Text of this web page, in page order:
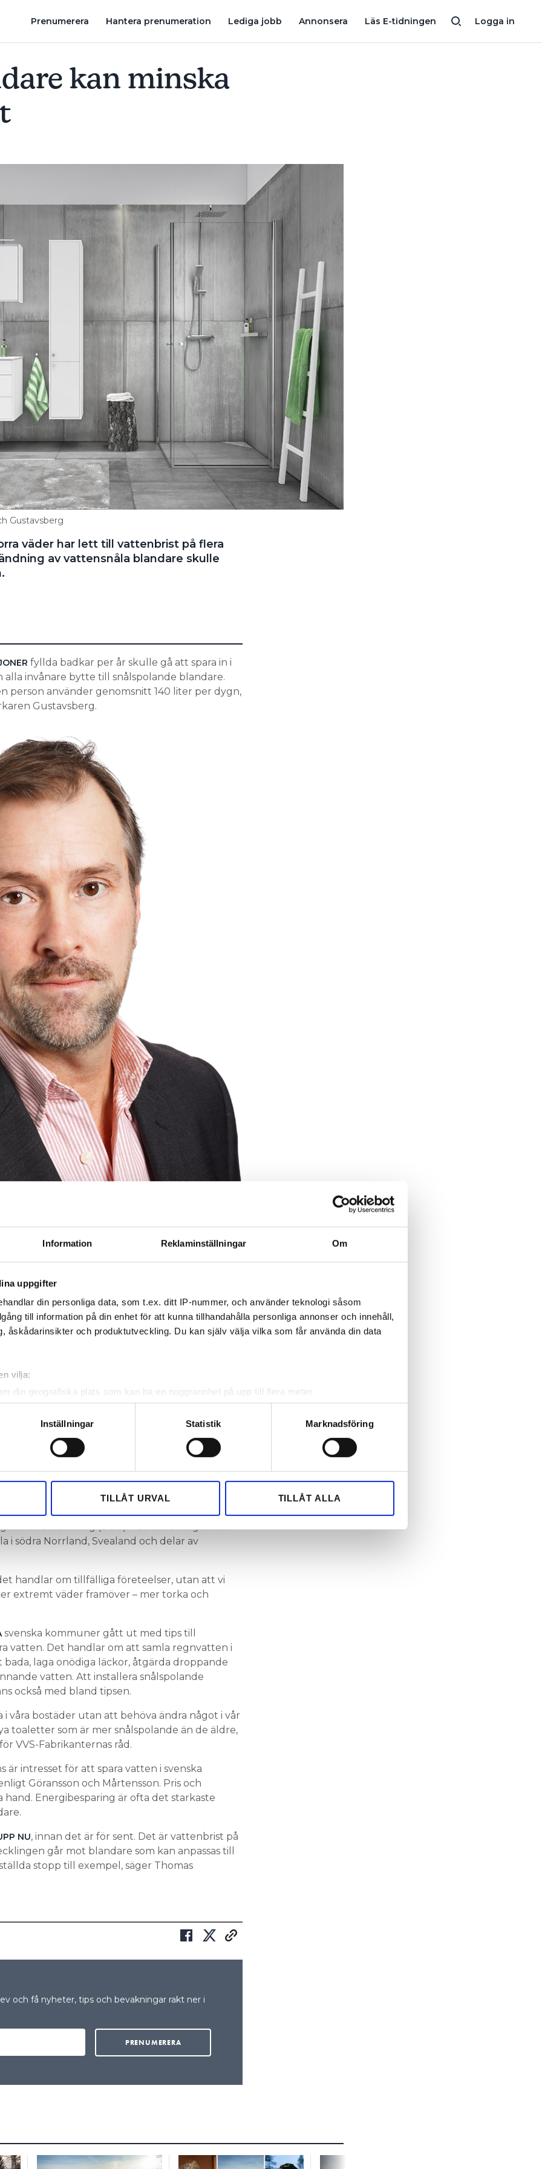
Information Reklaminställningar Om
uppgifter
din personliga data, som t.ex. ditt IP-nummer, och använder teknologi såsom
till information på din enhet för att kunna tillhandahålla personliga annonser och innehåll,
åskådarinsikter och produktutveckling. Du kan själv välja vilka som får använda din data
vilja:
din geografiska plats som kan ha en noggrannhet på upp till flera meter
att aktivt skanna den för specifika kännetecken (fingeravtryck)
uppgifter behandlas och ställ in dina preferenser i
detaljsektionen. Du kan ändra
när som helst från cookie-förklaringen.
trafik. Vi vidarebefordrar även sådana identifierare och annan information från din enhet
och analysföretag som vi samarbetar med. Dessa kan i sin tur kombinera informationen
Inställningar Statistik Marknadsföring
TILLÅT URVAL TILLÅT ALLA
Logga in
Prenumerera Hantera prenumeration Lediga jobb Annonsera Läs E-tidningen
kan minska
Gustavsberg
väder har lett till vattenbrist på flera
av vattensnåla blandare skulle
fyllda badkar per år skulle gå att spara in i
alla invånare bytte till snålspolande blandare.
person använder genomsnitt 140 liter per dygn,
Gustavsberg.
i genomsnitt går att spara 20 procent av såväl
byta blandare. Ändå är vattenfrågan ganska
hållbarhet och certifieringar. Det tycker jag är
projektledare hos Villeroy & Boch
Kallvattenanvändningen minskade med 26
med 30 procent. Det motsvarar flera
år – stora mängder färskvatten som skulle
i Sverige god, men på senare år har vissa
vattenbrist under sommaren. Öland och
grundvattennivåer flera år i rad, vilket
restriktioner.
under de normala i små magasin i hela södra
undersökning (SGU). I de stora magasinen
i södra Norrland, Svealand och delar av
handlar om tillfälliga företeelser, utan att vi
extremt väder framöver – mer torka och
svenska kommuner gått ut med tips till
vatten. Det handlar om att samla regnvatten i
laga onödiga läckor, åtgärda droppande
vatten. Att installera snålspolande
också med bland tipsen.
i våra bostäder utan att behöva ändra något i vår
toaletter som är mer snålspolande än de äldre,
VVS-Fabrikanternas råd.
är intresset för att spara vatten i svenska
Göransson och Mårtensson. Pris och
Energibesparing är ofta det starkaste
NU, innan det är för sent. Det är vattenbrist på
går mot blandare som kan anpassas till
stopp till exempel, säger Thomas
och få nyheter, tips och bevakningar rakt ner i
ÄR BEREDD NÄR KRISEN KOMMER SÅ KLARAR DU DIG UTAN EL OCH VÄRME ”DET ÄR SVÅRAST ATT KLARA SIG UTAN VATTEN”